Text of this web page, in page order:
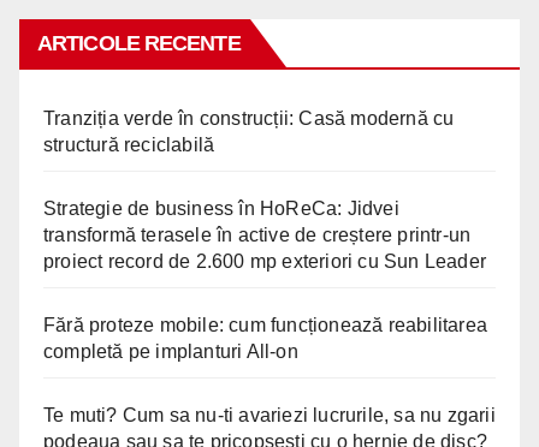
ARTICOLE RECENTE
Tranziția verde în construcții: Casă modernă cu
structură reciclabilă
Strategie de business în HoReCa: Jidvei
transformă terasele în active de creștere printr-un
proiect record de 2.600 mp exteriori cu Sun Leader
Fără proteze mobile: cum funcționează reabilitarea
completă pe implanturi All-on
Te muti? Cum sa nu-ti avariezi lucrurile, sa nu zgarii
podeaua sau sa te pricopsesti cu o hernie de disc?